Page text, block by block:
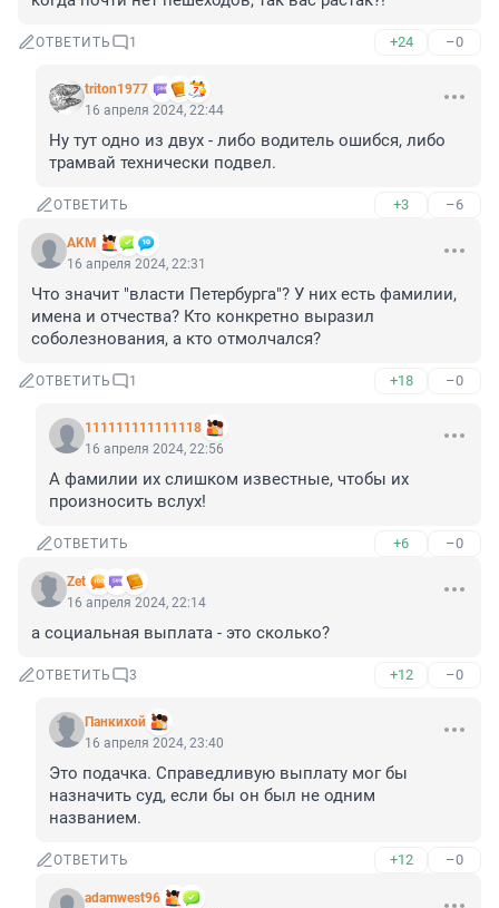
ОТВЕТИТЬ 1 +24 –0
triton1977
16 апреля 2024, 22:44
Ну тут одно из двух - либо водитель ошибся, либо
трамвай технически подвел.
ОТВЕТИТЬ +3 –6
AKM
16 апреля 2024, 22:31
Что значит "власти Петербурга"? У них есть фамилии,
имена и отчества? Кто конкретно выразил
соболезнования, а кто отмолчался?
ОТВЕТИТЬ 1 +18 –0
111111111111118
16 апреля 2024, 22:56
А фамилии их слишком известные, чтобы их
произносить вслух!
ОТВЕТИТЬ +6 –0
Zet
16 апреля 2024, 22:14
а социальная выплата - это сколько?
ОТВЕТИТЬ 3 +12 –0
Панкихой
16 апреля 2024, 23:40
Это подачка. Справедливую выплату мог бы
назначить суд, если бы он был не одним
названием.
ОТВЕТИТЬ +12 –0
adamwest96